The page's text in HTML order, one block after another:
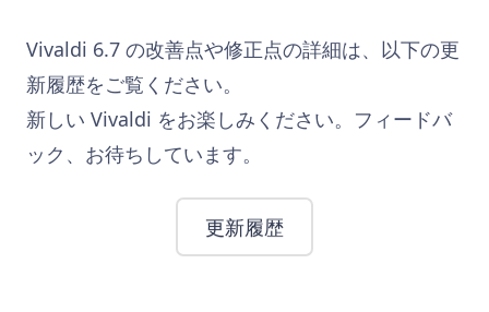
Vivaldi 6.7 の改善点や修正点の詳細は、以下の更
新履歴をご覧ください。
新しい Vivaldi をお楽しみください。フィードバ
ック、お待ちしています。
更新履歴